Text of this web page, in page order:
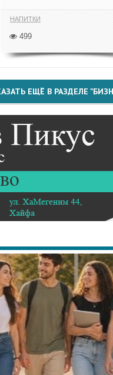
НАПИТКИ
499
ЕЩЁ В РАЗДЕЛЕ